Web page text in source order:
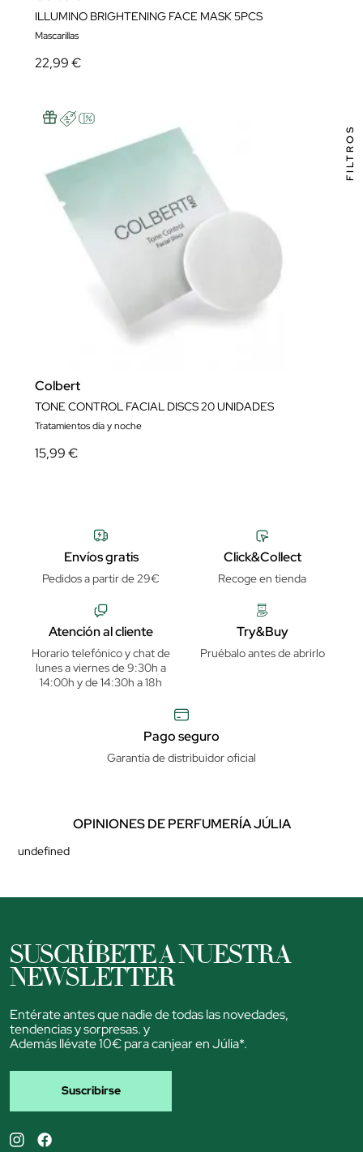
ILLUMINO BRIGHTENING FACE MASK 5PCS
Mascarillas
22,99 €
Colbert
TONE CONTROL FACIAL DISCS 20 UNIDADES
Tratamientos día y noche
15,99 €
Envíos gratis
Pedidos a partir de 29€
Click&Collect
Recoge en tienda
Atención al cliente
Horario telefónico y chat de
lunes a viernes de 9:30h a
14:00h y de 14:30h a 18h
Try&Buy
Pruébalo antes de abrirlo
Pago seguro
Garantía de distribuidor oficial
OPINIONES DE PERFUMERÍA JÚLIA
undefined
SUSCRÍBETE A NUESTRA
NEWSLETTER
Entérate antes que nadie de todas las novedades,
tendencias y sorpresas. y
Además llévate 10€ para canjear en Júlia*.
Suscribirse
FILTROS